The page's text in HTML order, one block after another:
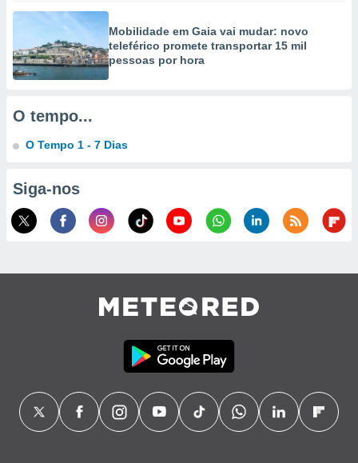
e melhorar
estudos
Mobilidade em Gaia vai mudar: novo
teleférico promete transportar 15 mil
pessoas por hora
O tempo...
O Tempo 1 - 7 Dias
Siga-nos